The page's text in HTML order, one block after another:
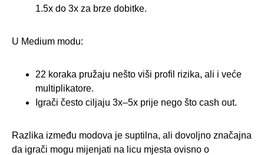
1.5x do 3x za brze dobitke.
U Medium modu:
22 koraka pružaju nešto viši profil rizika, ali i veće
multiplikatore.
Igrači često ciljaju 3x–5x prije nego što cash out.
Razlika između modova je suptilna, ali dovoljno značajna
da igrači mogu mijenjati na licu mjesta ovisno o